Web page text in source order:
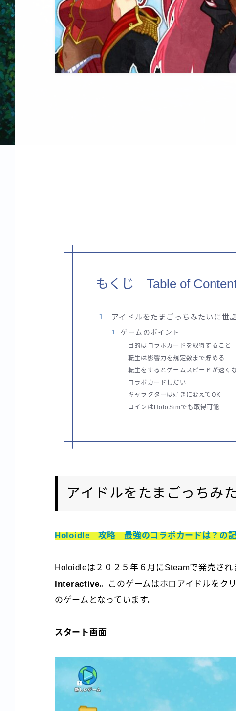
もくじ Table of
アイドルをたまごっちみたいに世
ゲームのポイント
目的はコラボカードを取得すること
転生は影響力を規定数まで貯める
転生をするとゲームスピードが速く
コラボカードしだい
キャラクターは好きに変えてOK
コインはHoloSimでも取得可能
アイドルをたまごっちみ
Holoidle 攻略 最強のコラボカードは？の記
Holoidleは２０２５年６月にSteamで発売さ
Interactive。このゲームはホロアイドルをク
のゲームとなっています。
スタート画面